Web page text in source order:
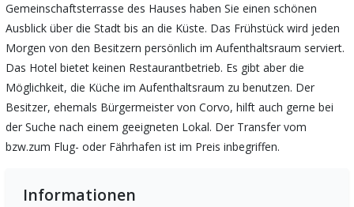
Gemeinschaftsterrasse des Hauses haben Sie einen schönen
Ausblick über die Stadt bis an die Küste. Das Frühstück wird jeden
Morgen von den Besitzern persönlich im Aufenthaltsraum serviert.
Das Hotel bietet keinen Restaurantbetrieb. Es gibt aber die
Möglichkeit, die Küche im Aufenthaltsraum zu benutzen. Der
Besitzer, ehemals Bürgermeister von Corvo, hilft auch gerne bei
der Suche nach einem geeigneten Lokal. Der Transfer vom
bzw.zum Flug- oder Fährhafen ist im Preis inbegriffen.
Informationen